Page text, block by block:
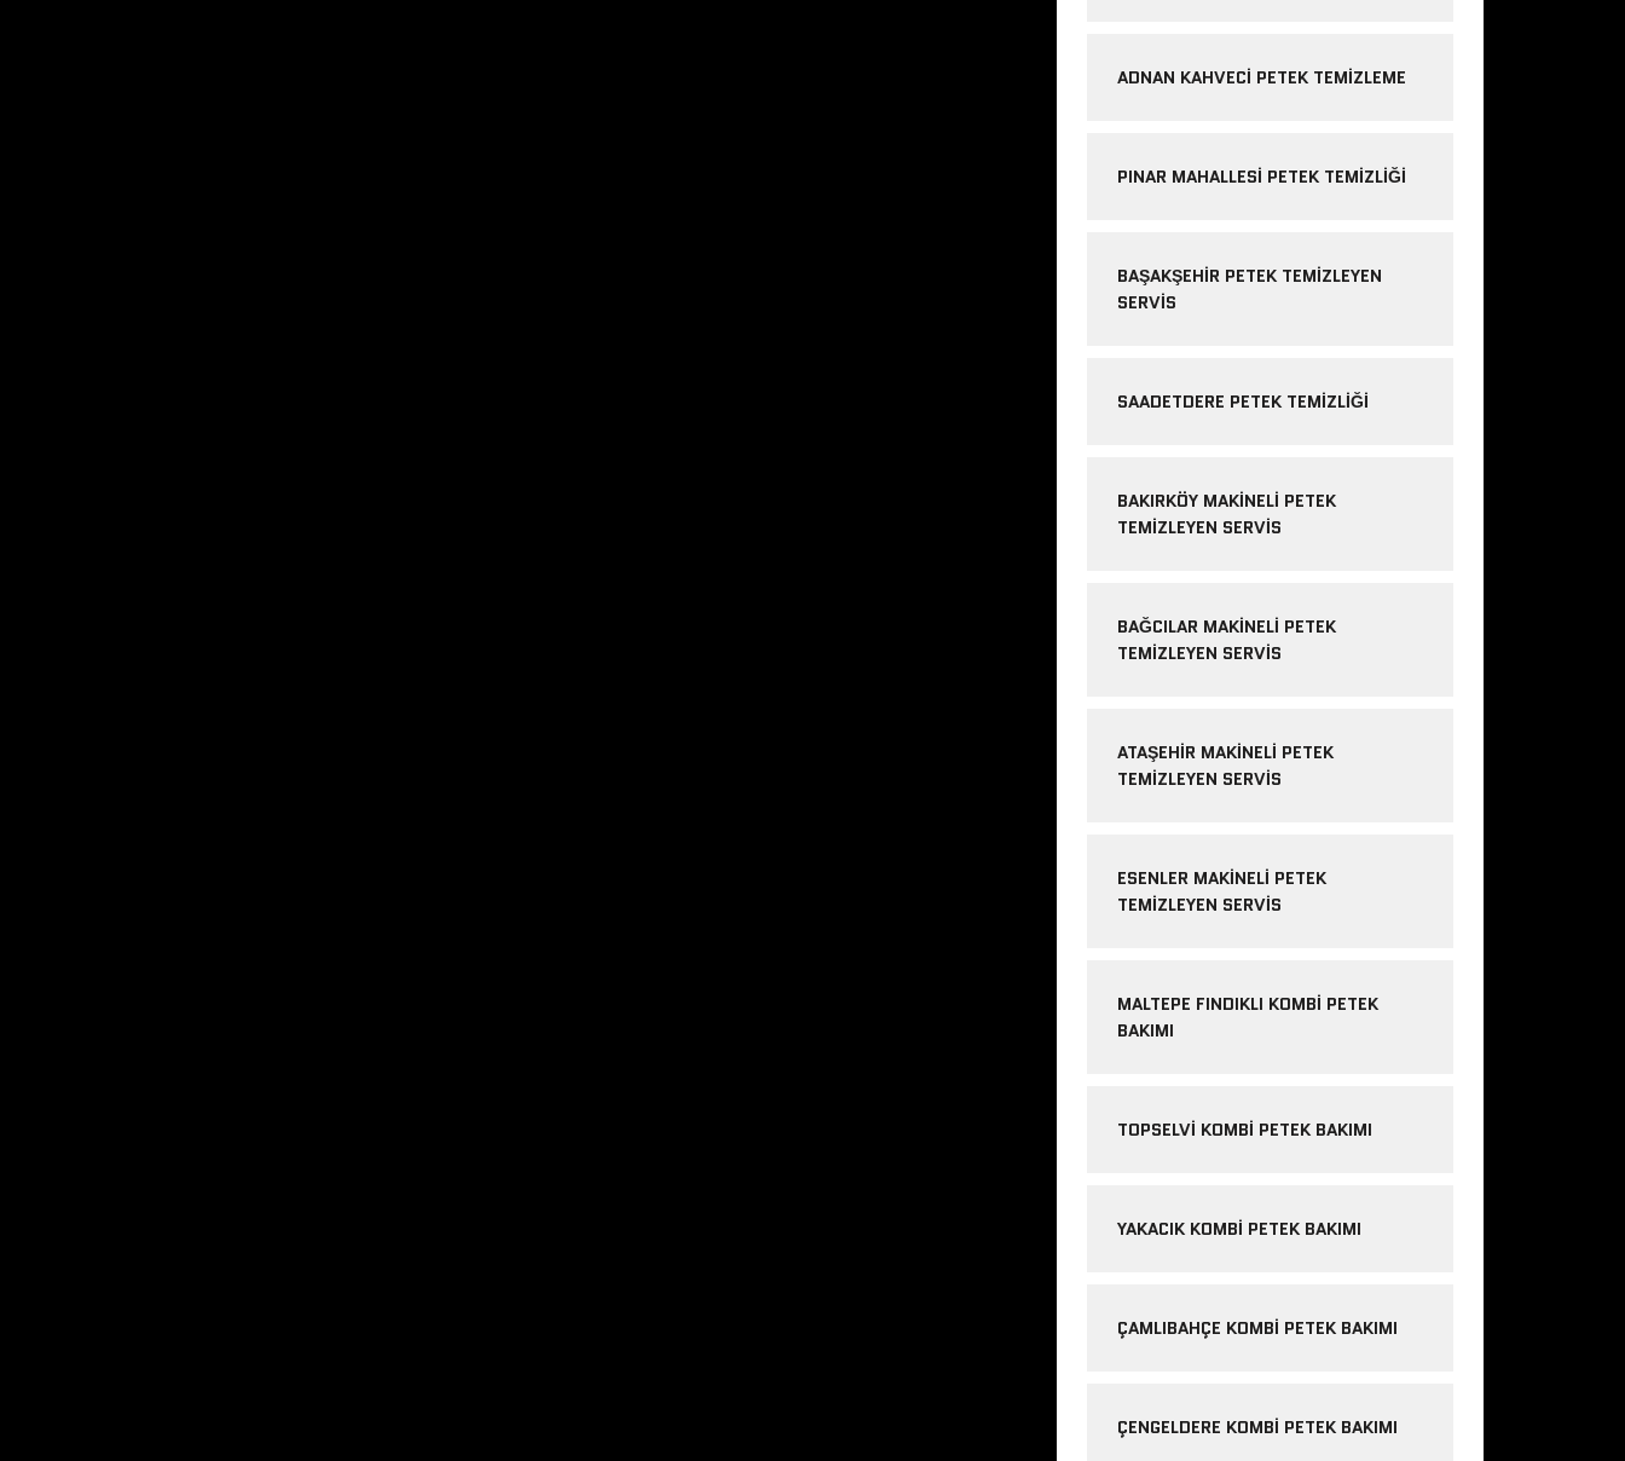
ADNAN KAHVECI PETEK TEMIZLEME
PINAR MAHALLESI PETEK TEMIZLIĞI
BAŞAKŞEHIR PETEK TEMIZLEYEN
SERVIS
SAADETDERE PETEK TEMIZLIĞI
BAKIRKÖY MAKINELI PETEK
TEMIZLEYEN SERVIS
BAĞCILAR MAKINELI PETEK
TEMIZLEYEN SERVIS
ATAŞEHIR MAKINELI PETEK
TEMIZLEYEN SERVIS
ESENLER MAKINELI PETEK
TEMIZLEYEN SERVIS
MALTEPE FINDIKLI KOMBI PETEK
BAKIMI
TOPSELVI KOMBI PETEK BAKIMI
YAKACIK KOMBI PETEK BAKIMI
ÇAMLIBAHÇE KOMBI PETEK BAKIMI
ÇENGELDERE KOMBI PETEK BAKIMI